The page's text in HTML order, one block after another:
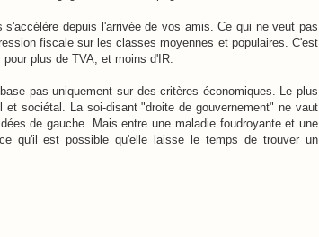
depuis l'arrivée de vos amis. Ce qui ne veut pas
fiscale sur les classes moyennes et populaires. C'est
plus de TVA, et moins d'IR.
pas uniquement sur des critères économiques. Le plus
sociétal. La soi-disant "droite de gouvernement" ne vaut
de gauche. Mais entre une maladie foudroyante et une
qu'il est possible qu'elle laisse le temps de trouver un